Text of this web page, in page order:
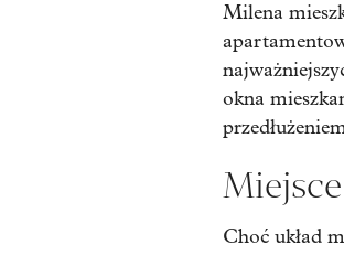
Milena
okna
Choć układ